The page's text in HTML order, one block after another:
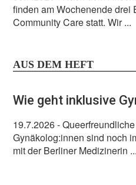
finden am Wochenende drei
Community Care statt. Wir ...
AUS DEM HEFT
Wie geht inklusive
19.7.2026-
Gynäkolog:innen sind noch
mit der Berliner Medizinerin ...